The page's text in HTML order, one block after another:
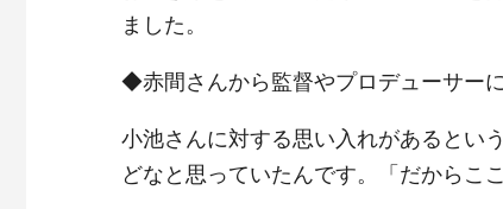
ました。
◆赤間さんから監督やプロデューサー
小池さんに対する思い入れがあるとい
どなと思っていたんです。「だからこ